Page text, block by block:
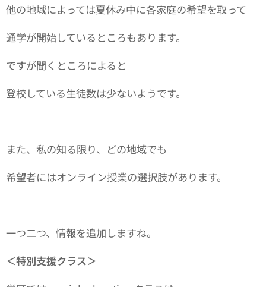
他の地域によっては夏休み中に各家庭の希望を取って
通学が開始しているところもあります。
ですが聞くところによると
登校している生徒数は少ないようです。
また、私の知る限り、どの地域でも
希望者にはオンライン授業の選択肢があります。
一つ二つ、情報を追加しますね。
＜特別支援クラス＞